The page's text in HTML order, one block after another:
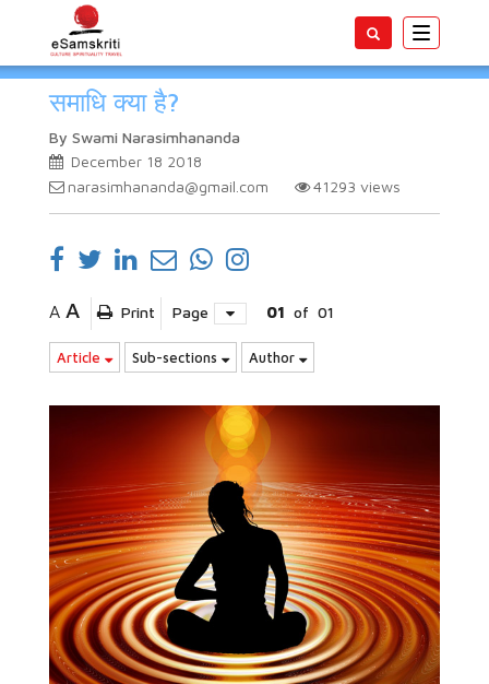
Toggle
समाधि क्या है?
By Swami Narasimhananda
December 18 2018
narasimhananda@gmail.com
41293 views
A A Print Page 01 of 01
Article Sub-sections Author